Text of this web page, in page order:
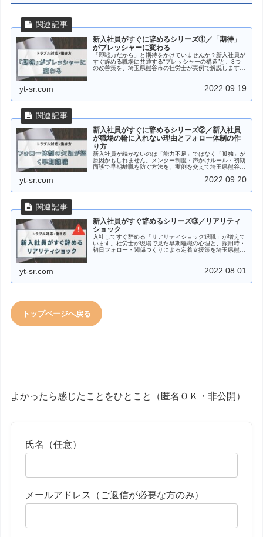
新入社員がすぐに辞めるシリーズ①／「期待」
がプレッシャーに変わる
「即戦力だから」と期待をかけていませんか？新入社員が
すぐ辞める職場に共通する“プレッシャーの構造”と、3つ
の改善策を、埼玉県熊谷市の社労士が実例で解説します。
yt-sr.com 2022.09.19
新入社員がすぐに辞めるシリーズ②／新入社員
が職場の輪に入れない理由とフォロー体制の作
り方
新入社員が続かないのは「能力不足」ではなく「孤独」が
原因かもしれません。メンター制度・声かけルール・初期
面談で早期離職を防ぐ方法を、実例を交えて埼玉県熊谷市
yt-sr.com 2022.09.20
新入社員がすぐ辞めるシリーズ③／リアリティ
ショック
入社してすぐ辞める「リアリティショック退職」が増えて
います。社労士が現場で見た早期離職の心理と、採用時・
初日フォロー・関係づくりによる定着支援策を埼玉県熊谷
yt-sr.com 2022.08.01
トップページへ戻る
よかったら感じたことをひとこと（匿名ＯＫ・非公開）
氏名（任意）
メールアドレス（ご返信が必要な方のみ）